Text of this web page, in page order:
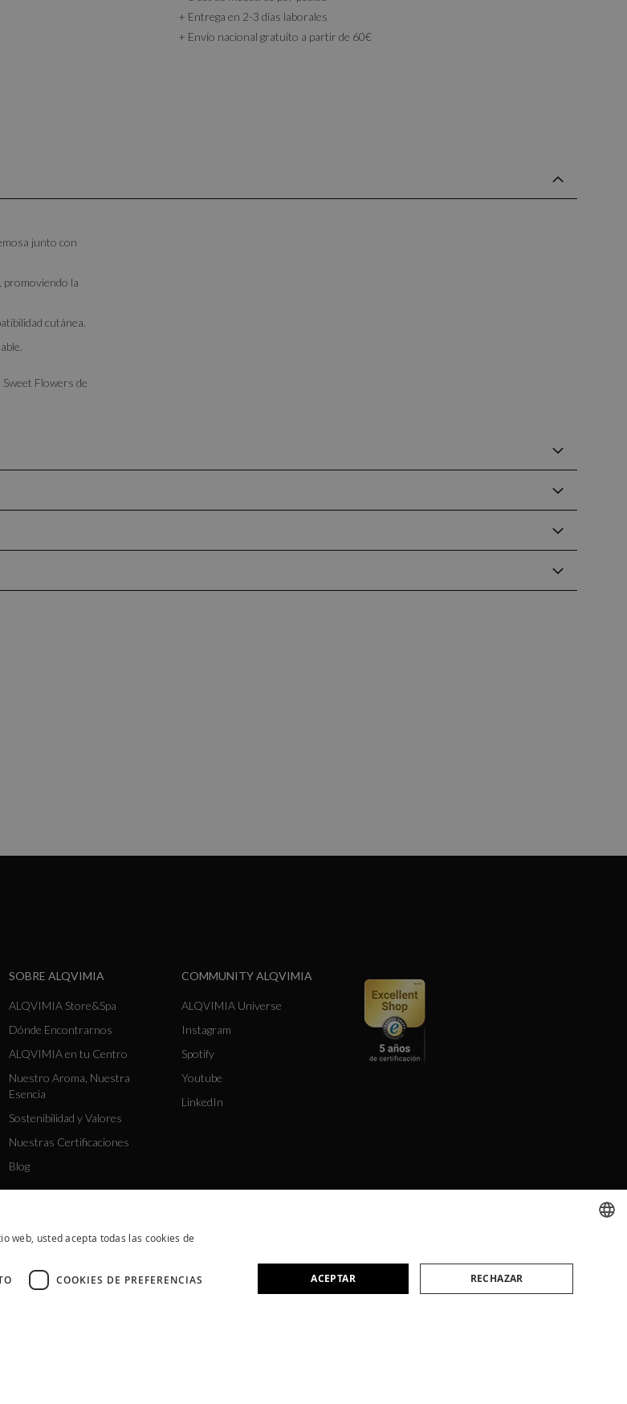
+ Entrega en 2-3 días laborales
+ Envío nacional gratuito a partir de 60€
junto con
promoviendo la
cutánea.
Flowers de
SOBRE ALQVIMIA
ALQVIMIA Store&Spa
Dónde Encontrarnos
ALQVIMIA en tu Centro
Nuestro Aroma, Nuestra
Esencia
Sostenibilidad y Valores
Nuestras Certificaciones
Blog
COMMUNITY ALQVIMIA
ALQVIMIA Universe
Instagram
Spotify
Youtube
LinkedIn
web, usted acepta todas las cookies de
COOKIES DE PREFERENCIAS ACEPTAR RECHAZAR